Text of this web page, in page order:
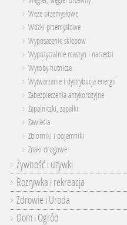
Węże przemysłowe
Wózki przemysłowe
Wyposażenie sklepów
Wypożyczalnie maszyn i narzędzi
Wyroby hutnicze
Wytwarzanie i dystrybucja energii
Zabezpieczenia antykorozyjne
Zapalniczki, zapałki
Zawiesia
Zbiorniki i pojemniki
Znaki drogowe
Żywność i używki
Rozrywka i rekreacja
Zdrowie i Uroda
Dom i Ogród